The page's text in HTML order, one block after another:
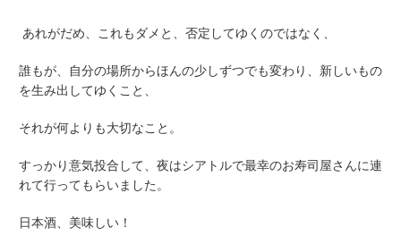
あれがだめ、これもダメと、否定してゆくのではなく、
誰もが、自分の場所からほんの少しずつでも変わり、新しいもの
を生み出してゆくこと、
それが何よりも大切なこと。
すっかり意気投合して、夜はシアトルで最幸のお寿司屋さんに連
れて行ってもらいました。
日本酒、美味しい！